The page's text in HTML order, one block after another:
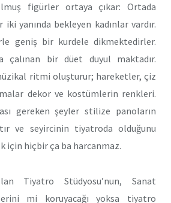
figürler ortaya çıkar: Ortada
yanında bekleyen kadınlar vardır.
geniş bir kurdele dikmektedirler.
çalınan bir düet duyul maktadır.
ritmi oluşturur; hareketler, çiz
dekor ve kostümlerin renkleri.
gereken şeyler stilize panoların
ve seyircinin tiyatroda olduğunu
için hiçbir ça ba harcanmaz.
Tiyatro Stüdyosu’nun, Sanat
mi koruyacağı yoksa tiyatro